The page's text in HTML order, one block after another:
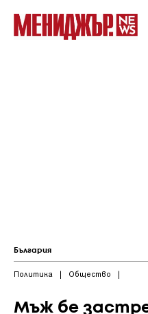
България
Политика | Общество |
Мъж бе